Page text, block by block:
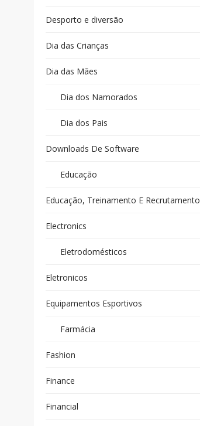
Desporto e diversão
Dia das Crianças
Dia das Mães
Dia dos Namorados
Dia dos Pais
Downloads De Software
Educação
Educação, Treinamento E Recrutamento
Electronics
Eletrodomésticos
Eletronicos
Equipamentos Esportivos
Farmácia
Fashion
Finance
Financial